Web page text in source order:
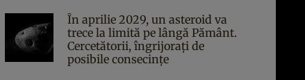
În aprilie 2029, un asteroid va
trece la limită pe lângă Pământ.
Cercetătorii, îngrijorați de
posibile consecințe